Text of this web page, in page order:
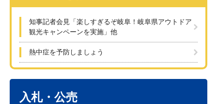
知事記者会見「楽しすぎるぞ岐阜！岐阜県アウトドア
観光キャンペーンを実施」他
熱中症を予防しましょう
入札・公売